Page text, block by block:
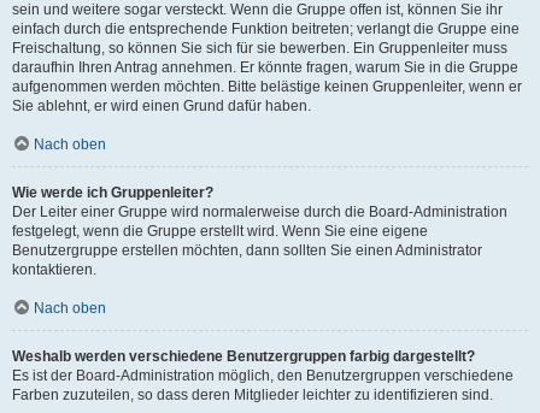
sein und weitere sogar versteckt. Wenn die Gruppe offen ist, können Sie ihr
einfach durch die entsprechende Funktion beitreten; verlangt die Gruppe eine
Freischaltung, so können Sie sich für sie bewerben. Ein Gruppenleiter muss
daraufhin Ihren Antrag annehmen. Er könnte fragen, warum Sie in die Gruppe
aufgenommen werden möchten. Bitte belästige keinen Gruppenleiter, wenn er
Sie ablehnt, er wird einen Grund dafür haben.
Nach oben
Wie werde ich Gruppenleiter?
Der Leiter einer Gruppe wird normalerweise durch die Board-Administration
festgelegt, wenn die Gruppe erstellt wird. Wenn Sie eine eigene
Benutzergruppe erstellen möchten, dann sollten Sie einen Administrator
kontaktieren.
Nach oben
Weshalb werden verschiedene Benutzergruppen farbig dargestellt?
Es ist der Board-Administration möglich, den Benutzergruppen verschiedene
Farben zuzuteilen, so dass deren Mitglieder leichter zu identifizieren sind.